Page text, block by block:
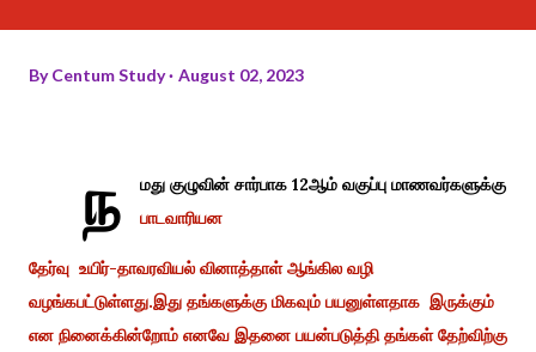
ByCentum Study August 02, 2023
ந
மது குழுவின் சார்பாக 12ஆம் வகுப்பு மாணவர்களுக்கு
பாடவாரியன
தேர்வு உயிர்-தாவரவியல் வினாத்தாள் ஆங்கில வழி
வழங்கபட்டுள்ளது.இது தங்களுக்கு மிகவும் பயனுள்ளதாக இருக்கும்
என நினைக்கின்றோம் எனவே இதனை பயன்படுத்தி தங்கள் தேற்விற்கு